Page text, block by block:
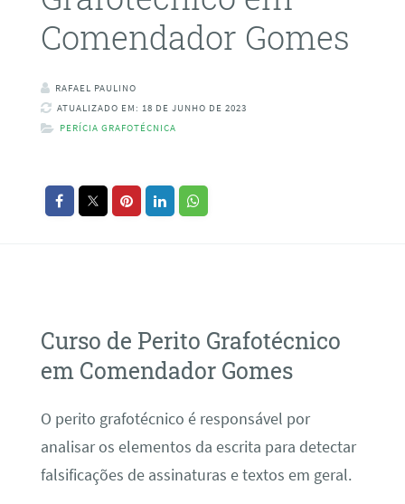
Comendador Gomes
RAFAEL PAULINO
ATUALIZADO EM: 18 DE JUNHO DE 2023
PERÍCIA GRAFOTÉCNICA
Curso de Perito Grafotécnico
em Comendador Gomes
O perito grafotécnico é responsável por
analisar os elementos da escrita para detectar
falsificações de assinaturas e textos em geral.